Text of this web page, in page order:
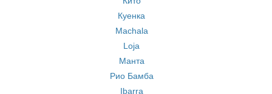
Куенка
Machala
Loja
Mанта
Рио Бамба
Ibarra